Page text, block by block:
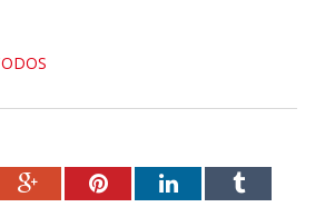
Google+PinterestLinkedInTumblr